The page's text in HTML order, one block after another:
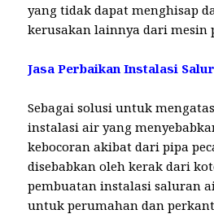
yang tidak dapat menghisap
kerusakan lainnya dari mesin
Jasa Perbaikan Instalasi
Sebagai solusi untuk
instalasi air yang
kebocoran akibat dari pipa
disebabkan oleh kerak dari
pembuatan instalasi saluran
untuk perumahan dan